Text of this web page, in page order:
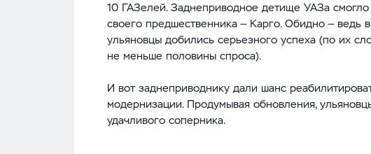
10 ГАЗелей. Заднеприводное детище УАЗа
своего предшественника — Карго. Обидно — ведь
ульяновцы добились серьезного успеха (по их
не меньше половины спроса).
И вот заднеприводнику дали шанс
модернизации. Продумывая обновления,
удачливого соперника.